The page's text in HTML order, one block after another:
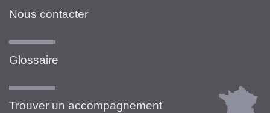
Nous contacter
Glossaire
Trouver un accompagnement